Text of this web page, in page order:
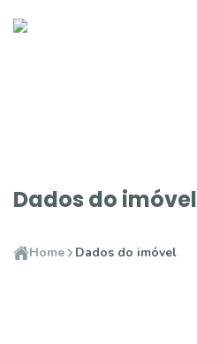
Dados do imóvel
Home Dados do imóvel